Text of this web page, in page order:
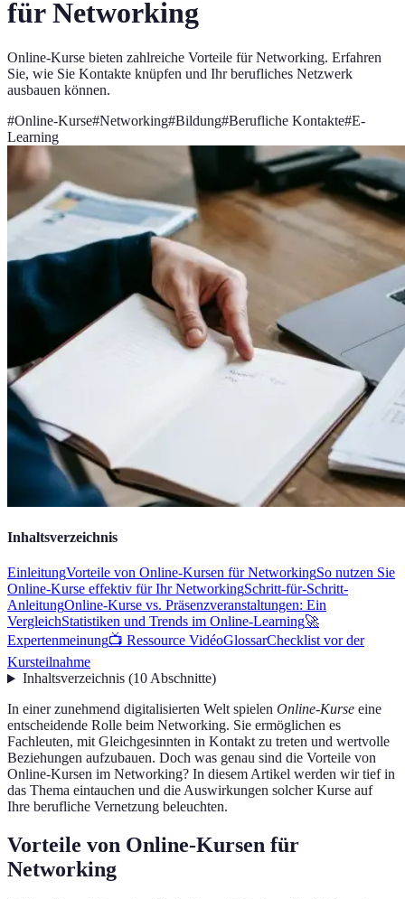
für Networking
Online-Kurse bieten zahlreiche Vorteile für Networking. Erfahren
Sie, wie Sie Kontakte knüpfen und Ihr berufliches Netzwerk
ausbauen können.
#Online-Kurse#Networking#Bildung#Berufliche Kontakte#E-
Learning
Inhaltsverzeichnis
EinleitungVorteile von Online-Kursen für NetworkingSo nutzen Sie
Online-Kurse effektiv für Ihr NetworkingSchritt-für-Schritt-
AnleitungOnline-Kurse vs. Präsenzveranstaltungen: Ein
VergleichStatistiken und Trends im Online-Learning🚀
Expertenmeinung📺 Ressource VidéoGlossarChecklist vor der
Kursteilnahme
Inhaltsverzeichnis(10Abschnitte)
In einer zunehmend digitalisierten Welt spielen Online-Kurse eine
entscheidende Rolle beim Networking. Sie ermöglichen es
Fachleuten, mit Gleichgesinnten in Kontakt zu treten und wertvolle
Beziehungen aufzubauen. Doch was genau sind die Vorteile von
Online-Kursen im Networking? In diesem Artikel werden wir tief in
das Thema eintauchen und die Auswirkungen solcher Kurse auf
Ihre berufliche Vernetzung beleuchten.
Vorteile von Online-Kursen für
Networking